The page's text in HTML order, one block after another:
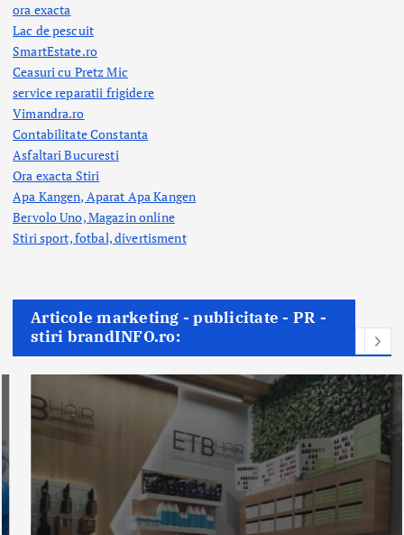
ora exacta
Lac de pescuit
SmartEstate.ro
Ceasuri cu Pretz Mic
service reparatii frigidere
Vimandra.ro
Contabilitate Constanta
Asfaltari Bucuresti
Ora exacta Stiri
Apa Kangen, Aparat Apa Kangen
Bervolo Uno, Magazin online
Stiri sport, fotbal,divertisment
Articole marketing - publicitate - PR -
stiri brandINFO.ro: